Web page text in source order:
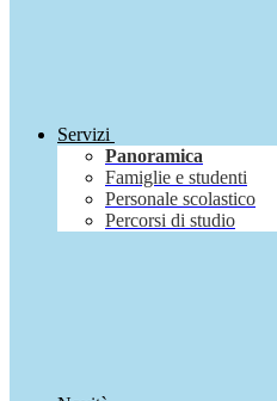
Servizi
Panoramica
Famiglie e studenti
Personale scolastico
Percorsi di studio